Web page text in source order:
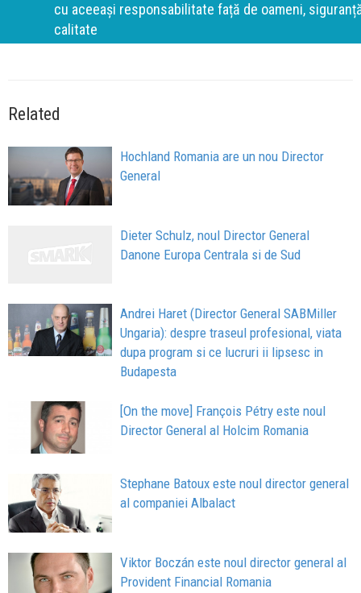
cu aceeași responsabilitate față de oameni, siguranță și
Related
Hochland Romania are un nou Director
General
Dieter Schulz, noul Director General
Danone Europa Centrala si de Sud
Andrei Haret (Director General SABMiller
Ungaria): despre traseul profesional, viata
dupa program si ce lucruri ii lipsesc in
Budapesta
[On the move] François Pétry este noul
Director General al Holcim Romania
Stephane Batoux este noul director general
al companiei Albalact
Viktor Boczán este noul director general al
Provident Financial Romania